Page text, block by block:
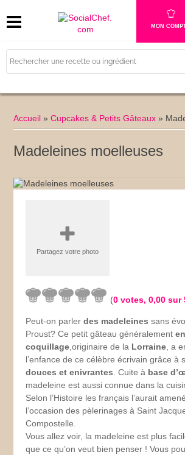
MON
Accueil »Cupcakes & Petits Gâteaux »
Madeleines moelleuses
Partagez votre photo
(0 votes,0,00 sur
Peut-on parlerdes madeleines sans
Proust? Ce petit gâteau généralement
coquillage ,originaire de la Lorraine , a
l’enfance de ce célèbre écrivain grâce à
douces et enivrantes . Cuite à base
madeleine est aussi connue dans la
Selon l’Histoire les français l’aurait
l’occasion des pèlerinages à Saint
Compostelle.
Vous allez voir, la madeleine est plus
que ce qu’on veut bien penser ! Vous